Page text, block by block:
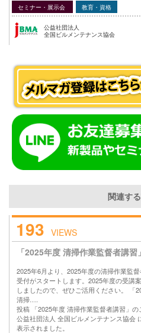
セミナー・展示会 教育・資格
公益社団法人
全国ビルメンテナンス協会
関連す
193 VIEWS
「2025年度 清掃作業監督者講習
2025年6月より、2025年度の清掃作業監
受付がスタートします。2025年度の受講
しましたので、ぜひご活用ください。 「
清掃….
投稿 「2025年度 清掃作業監督者講習」の
公益社団法人 全国ビルメンテナンス協会
表示されました。